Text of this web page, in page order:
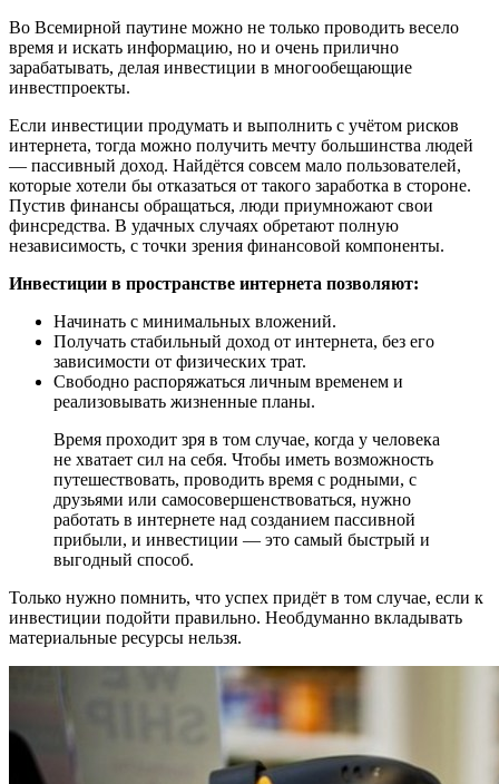
Во Всемирной паутине можно не только проводить весело
время и искать информацию, но и очень прилично
зарабатывать, делая инвестиции в многообещающие
инвестпроекты.
Если инвестиции продумать и выполнить с учётом рисков
интернета, тогда можно получить мечту большинства людей
— пассивный доход. Найдётся совсем мало пользователей,
которые хотели бы отказаться от такого заработка в стороне.
Пустив финансы обращаться, люди приумножают свои
финсредства. В удачных случаях обретают полную
независимость, с точки зрения финансовой компоненты.
Инвестиции в пространстве интернета позволяют:
Начинать с минимальных вложений.
Получать стабильный доход от интернета, без его
зависимости от физических трат.
Свободно распоряжаться личным временем и
реализовывать жизненные планы.
Время проходит зря в том случае, когда у человека
не хватает сил на себя. Чтобы иметь возможность
путешествовать, проводить время с родными, с
друзьями или самосовершенствоваться, нужно
работать в интернете над созданием пассивной
прибыли, и инвестиции — это самый быстрый и
выгодный способ.
Только нужно помнить, что успех придёт в том случае, если к
инвестиции подойти правильно. Необдуманно вкладывать
материальные ресурсы нельзя.